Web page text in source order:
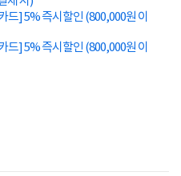
드] 5% 즉시할인 (800,000원 이
드] 5% 즉시할인 (800,000원 이